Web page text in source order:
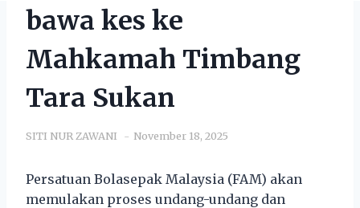
bawa kes ke
Mahkamah Timbang
Tara Sukan
SITI NUR ZAWANI November 18, 2025
Persatuan Bolasepak Malaysia (FAM) akan
memulakan proses undang-undang dan